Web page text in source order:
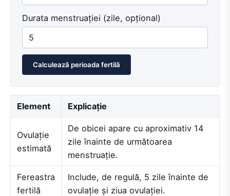
Durata menstruației (zile, opțional)
Calculează perioada fertilă
Element Explicație
Ovulație
estimată
De obicei apare cu aproximativ 14
zile înainte de următoarea
menstruație.
Fereastra
fertilă
Include, de regulă, 5 zile înainte de
ovulație și ziua ovulației.